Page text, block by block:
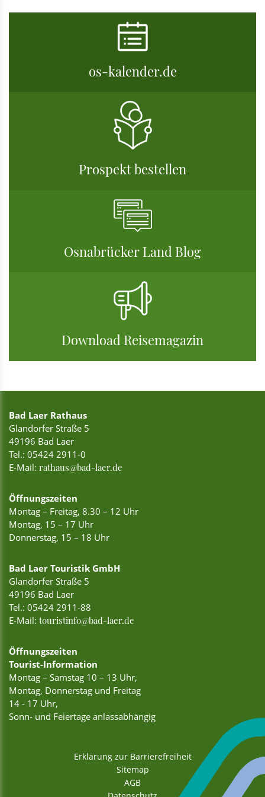
os-kalender.de
Prospekt bestellen
Osnabrücker Land Blog
Download Reisemagazin
Bad Laer Rathaus
Glandorfer Straße 5
49196 Bad Laer
Tel.: 05424 2911-0
E-Mail: rathaus@bad-laer.de
Öffnungszeiten
Montag – Freitag, 8.30 – 12 Uhr
Montag, 15 – 17 Uhr
Donnerstag, 15 – 18 Uhr
Bad Laer Touristik GmbH
Glandorfer Straße 5
49196 Bad Laer
Tel.: 05424 2911-88
E-Mail: touristinfo@bad-laer.de
Öffnungszeiten
Tourist-Information
Montag – Samstag 10 – 13 Uhr,
Montag, Donnerstag und Freitag
14 - 17 Uhr,
Sonn- und Feiertage anlassabhängig
Erklärung zur Barrierefreiheit
Sitemap
AGB